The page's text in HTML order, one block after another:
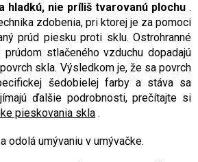
hladkú, nie príliš tvarovanú plochu .
zdobenia, pri ktorej je za pomoci
prúd piesku proti sklu. Ostrohranné
stlačeného vzduchu dopadajú
skla. Výsledkom je, že sa povrch
šedobielej farby a stáva sa
ďalšie podrobnosti, prečítajte si
pieskovania skla .
odolá umývaniu v umývačke.